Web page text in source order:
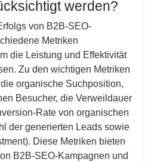
werden?
von B2B-SEO-
Metriken
die Leistung und Effektivität
Zu den wichtigen Metriken
organische Suchposition,
Besucher, die Verweildauer
Rate von organischen
der generierten Leads sowie
Diese Metriken bieten
B2B-SEO-Kampagnen und